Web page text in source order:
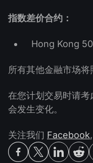
指数差价合约：
Hong Kong
所有其他金融市场将
在您计划交易时请
会发生变化。
关注我们 Facebook,